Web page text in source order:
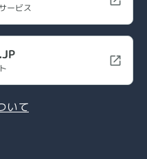
ービス
いて